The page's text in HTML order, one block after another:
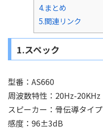
4.まとめ
5.関連リンク
1.スペック
型番：AS660
周波数特性：20Hz-20KHz
スピーカー：骨伝導タイプ
感度：96±3dB